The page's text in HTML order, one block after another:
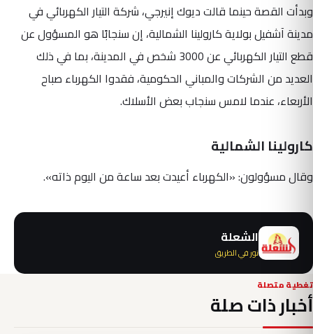
وبدأت القصة حينما قالت ديوك إنيرجي، شركة التيار الكهربائي في
مدينة آشفيل بولاية كارولينا الشمالية، إن سنجابًا هو المسؤول عن
قطع التيار الكهربائي عن 3000 شخص في المدينة، بما في ذلك
العديد من الشركات والمباني الحكومية، فقدوا الكهرباء صباح
الأربعاء، عندما لامس سنجاب بعض الأسلاك.
كارولينا الشمالية
وقال مسؤولون: «الكهرباء أعيدت بعد ساعة من اليوم ذاته».
الشعلة
نور في الطريق
تغطية متصلة
أخبار ذات صلة